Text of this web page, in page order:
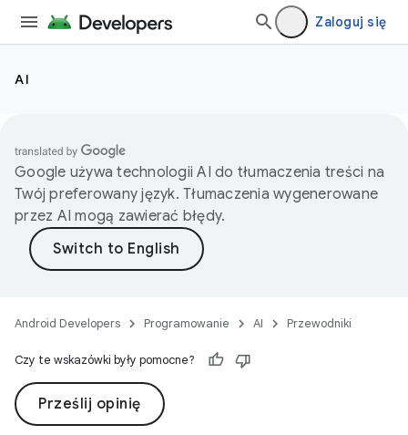
Zaloguj się
AI
Google używa technologii AI do tłumaczenia treści na
Twój preferowany język. Tłumaczenia wygenerowane
przez AI mogą zawierać błędy.
Android Developers Programowanie AI Przewodniki
Czy te wskazówki były pomocne?
Prześlij opinię